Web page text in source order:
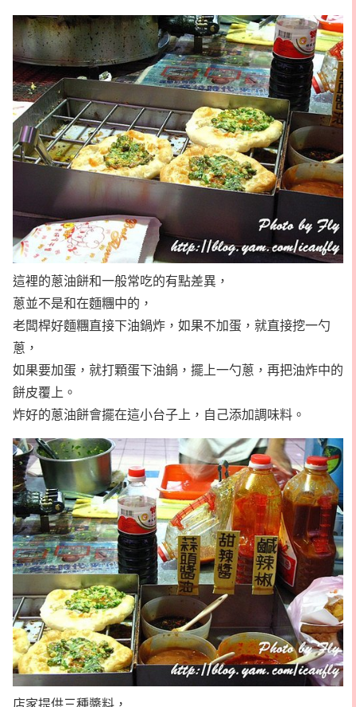
這裡的蔥油餅和一般常吃的有點差異，
蔥並不是和在麵糰中的，
老闆桿好麵糰直接下油鍋炸，如果不加蛋，就直接挖一勺
蔥，
如果要加蛋，就打顆蛋下油鍋，擺上一勺蔥，再把油炸中的
餅皮覆上。
炸好的蔥油餅會擺在這小台子上，自己添加調味料。
店家提供三種醬料，